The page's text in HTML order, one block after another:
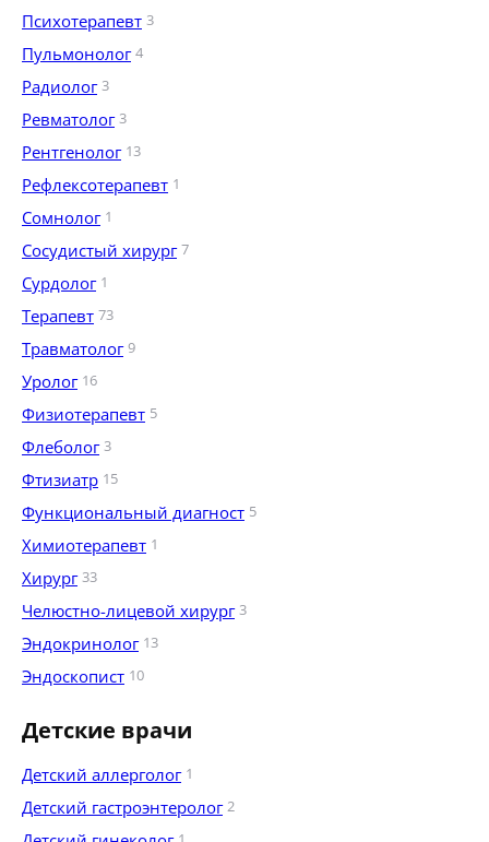
Психотерапевт 3
Пульмонолог 4
Радиолог 3
Ревматолог 3
Рентгенолог 13
Рефлексотерапевт 1
Сомнолог 1
Сосудистый хирург 7
Сурдолог 1
Терапевт 73
Травматолог 9
Уролог 16
Физиотерапевт 5
Флеболог 3
Фтизиатр 15
Функциональный диагност 5
Химиотерапевт 1
Хирург 33
Челюстно-лицевой хирург 3
Эндокринолог 13
Эндоскопист 10
Детские врачи
Детский аллерголог 1
Детский гастроэнтеролог 2